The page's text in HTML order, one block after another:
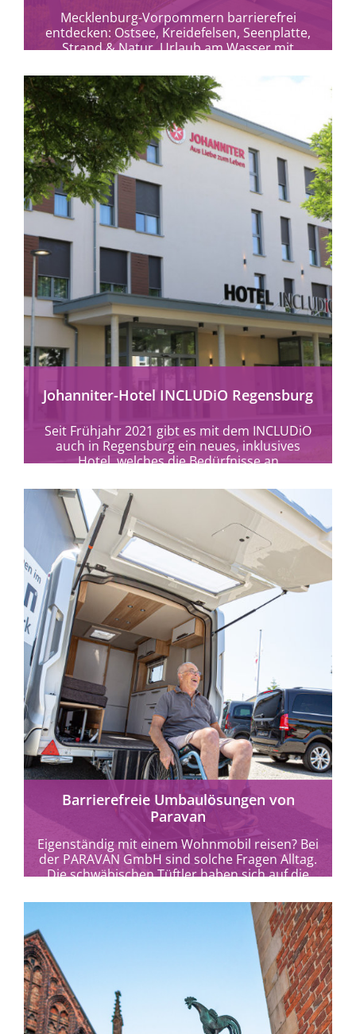
Mecklenburg-Vorpommern barrierefrei
entdecken: Ostsee, Kreidefelsen, Seenplatte,
Strand & Natur. Urlaub am Wasser mit
mehr erfahren
Johanniter-Hotel INCLUDiO Regensburg
Seit Frühjahr 2021 gibt es mit dem INCLUDiO
auch in Regensburg ein neues, inklusives
Hotel, welches die Bedürfnisse an
mehr erfahren
Barrierefreie Umbaulösungen von
Paravan
Eigenständig mit einem Wohnmobil reisen? Bei
der PARAVAN GmbH sind solche Fragen Alltag.
Die schwäbischen Tüftler haben sich auf die